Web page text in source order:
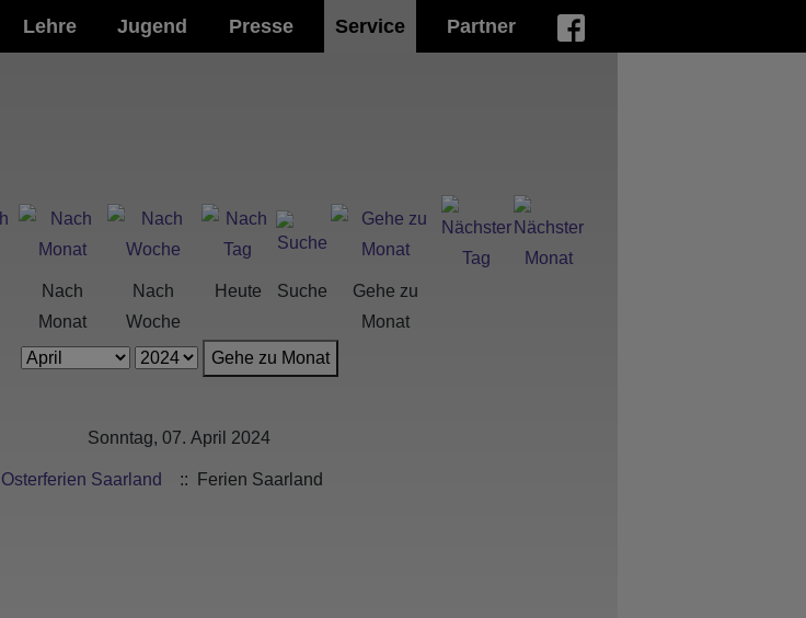
Lehre Jugend Presse Service Partner
Nach
Monat
Nach
Woche
Heute Suche
Gehe zu
Monat
Gehe zu Monat
Sonntag, 07. April 2024
Osterferien Saarland :: Ferien Saarland